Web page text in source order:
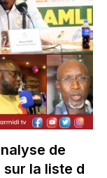
de
la liste d